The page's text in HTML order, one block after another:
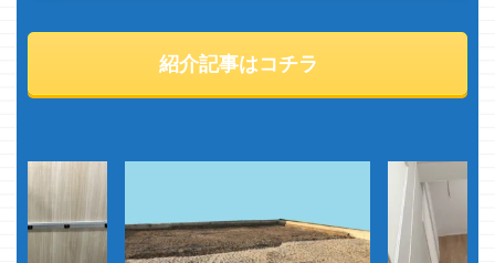
紹介記事はコチラ